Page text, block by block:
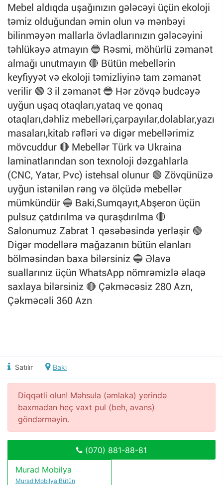
Mebel aldıqda uşağınızın gələcəyi üçün ekoloji
təmiz olduğundan əmin olun və mənbəyi
bilinməyən mallarla övladlarınızın gələcəyini
təhlükəyə atmayın 🔵 Rəsmi, möhürlü zəmanət
almağı unutmayın 🔴 Bütün mebellərin
keyfiyyət və ekoloji təmizliyinə tam zəmanət
verilir 🟢 3 il zəmanət 🔵 Hər zövqə budcəyə
uyğun uşaq otaqları,yataq ve qonaq
otaqları,dəhliz mebelləri,çarpayılar,dolablar,yazı
masaları,kitab rəfləri və digər mebellərimiz
mövcuddur 🔴 Mebellər Türk və Ukraina
laminatlarından son texnoloji dəzgahlarla
(CNC, Yatar, Pvc) istehsal olunur 🟢 Zövqünüzə
uyğun istənilən rəng və ölçüdə mebellər
mümkündür 🔵 Baki,Sumqayıt,Abşeron üçün
pulsuz çatdırılma və quraşdırılma 🔴
Salonumuz Zabrat 1 qəsəbəsində yerləşir 🟢
Digər modellərə mağazanın bütün elanları
bölməsindən baxa bilərsiniz 🔵 Əlavə
suallarınız üçün WhatsApp nömrəmizlə əlaqə
saxlaya bilərsiniz 🔴 Çəkməcəsiz 280 Azn,
Çəkməcəli 360 Azn
Satılır Bakı
Diqqətli olun! Məhsula (əmlaka) yerində
baxmadan heç vaxt pul (beh, avans)
göndərməyin.
(070) 881-88-81
Murad Mobilya
Murad Mobilya Bütün